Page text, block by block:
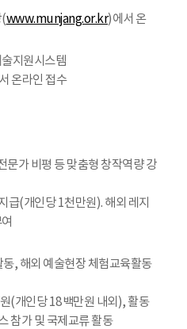
www.munjang.or.kr)에서 온
지원시스템
온라인 접수
문가 비평 등 맞춤형 창작역량 강
급(개인당 1천만원). 해외 레지
, 해외 예술현장 체험교육활동
(개인당 18백만원 내외), 활동
참가 및 국제교류 활동